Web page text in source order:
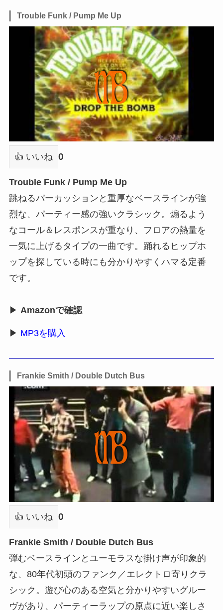
Trouble Funk / Pump Me Up
👍 いいね 0
Trouble Funk / Pump Me Up
跳ねるパーカッションと重厚なベースラインが強
烈な、パーティー感の強いクラシック。煽るよう
なコール＆レスポンスが重なり、フロアの熱量を
一気に上げるタイプの一曲です。踊れるヒップホ
ップを探している時にも分かりやすくハマる定番
です。
▶ Amazonで確認
▶ MP3を購入
Frankie Smith / Double Dutch Bus
👍 いいね 0
Frankie Smith / Double Dutch Bus
弾むベースラインとユーモラスな掛け声が印象的
な、80年代初頭のファンク／エレクトロ寄りクラ
シック。遊び心のある空気と分かりやすいグルー
ヴがあり、パーティーラップの原点に近い楽しさ